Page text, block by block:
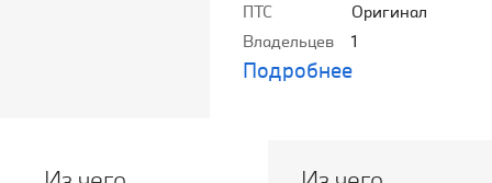
ПТС
Оригинал
Владельцев
1
Подробнее